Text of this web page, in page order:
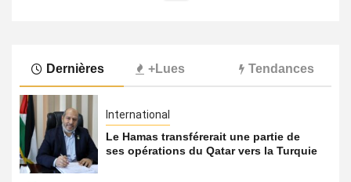
Dernières +Lues Tendances
International
Le Hamas transférerait une partie de
ses opérations du Qatar vers la Turquie